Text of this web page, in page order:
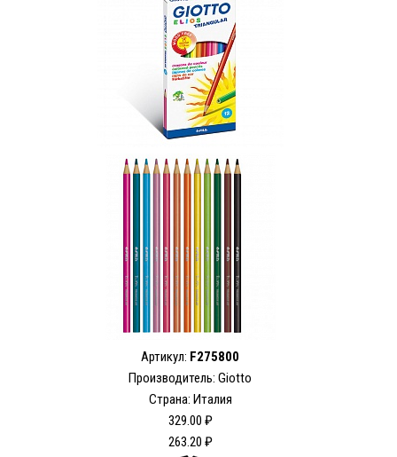
Артикул: F275800
Производитель: Giotto
Страна: Италия
329.00 ₽
263.20 ₽